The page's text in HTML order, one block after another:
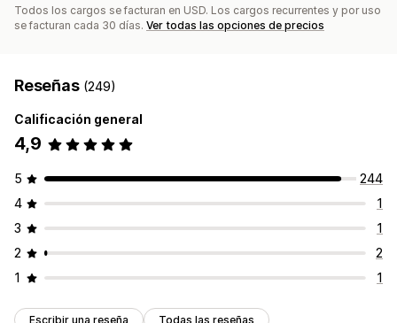
Todos los cargos se facturan en USD. Los cargos recurrentes y por uso
se facturan cada 30 días. Ver todas las opciones de precios
Reseñas (249)
Calificación general
4,9
5
244
4
1
3
1
2
2
1
1
Escribir una reseña Todas las reseñas